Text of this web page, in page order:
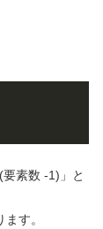
素数 -1)」と
す。